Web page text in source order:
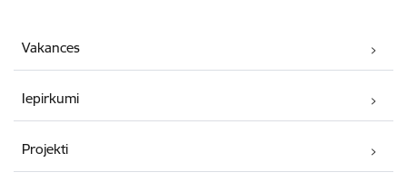
Vakances
Iepirkumi
Projekti